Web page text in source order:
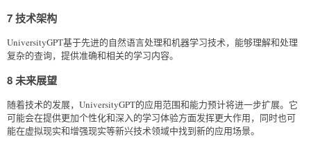
7 技术架构
UniversityGPT基于先进的自然语言处理和机器学习技术，能够理解和处理
复杂的查询，提供准确和相关的学习内容。
8 未来展望
随着技术的发展，UniversityGPT的应用范围和能力预计将进一步扩展。它
可能会在提供更加个性化和深入的学习体验方面发挥更大作用，同时也可
能在虚拟现实和增强现实等新兴技术领域中找到新的应用场景。